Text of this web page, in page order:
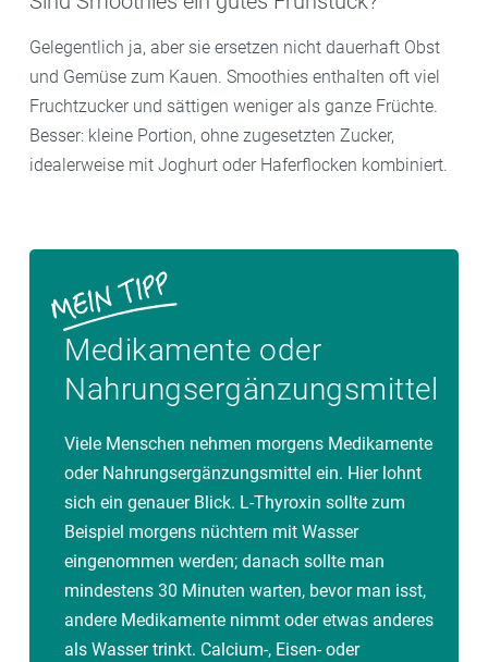
Gelegentlich ja, aber sie ersetzen nicht dauerhaft Obst
und Gemüse zum Kauen. Smoothies enthalten oft viel
Fruchtzucker und sättigen weniger als ganze Früchte.
Besser: kleine Portion, ohne zugesetzten Zucker,
idealerweise mit Joghurt oder Haferflocken kombiniert.
Medikamente oder
Nahrungsergänzungsmittel
Viele Menschen nehmen morgens Medikamente
oder Nahrungsergänzungsmittel ein. Hier lohnt
sich ein genauer Blick. L-Thyroxin sollte zum
Beispiel morgens nüchtern mit Wasser
eingenommen werden; danach sollte man
mindestens 30 Minuten warten, bevor man isst,
andere Medikamente nimmt oder etwas anderes
als Wasser trinkt. Calcium-, Eisen- oder